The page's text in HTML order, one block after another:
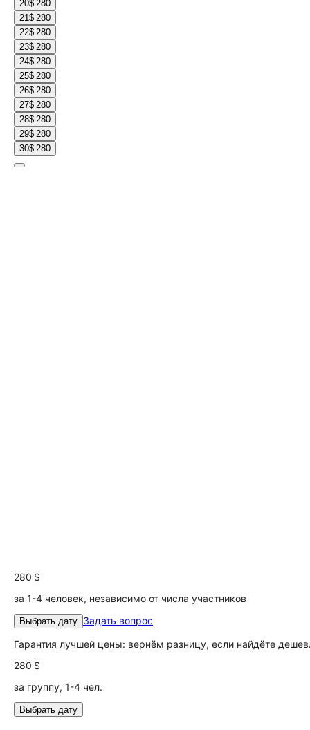
20$ 280
21$ 280
22$ 280
23$ 280
24$ 280
25$ 280
26$ 280
27$ 280
28$ 280
29$ 280
30$ 280
280 $
за 1-4 человек, независимо от числа участников
Выбрать дату Задать вопрос
Гарантия лучшей цены: вернём разницу, если найдёте
280 $
за группу, 1-4 чел.
Выбрать дату